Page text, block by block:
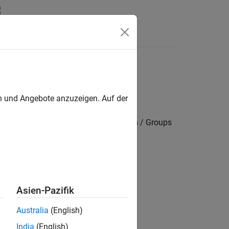
settings / Target hardware resources / Groups
Angebote anzuzeigen. Auf der
Asien-Pazifik
Australia (English)
India (English)